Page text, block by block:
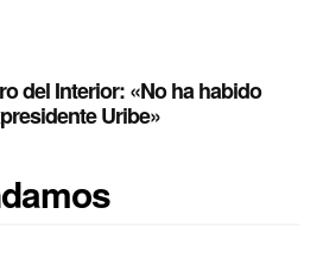
del Interior: «No ha habido
Uribe»